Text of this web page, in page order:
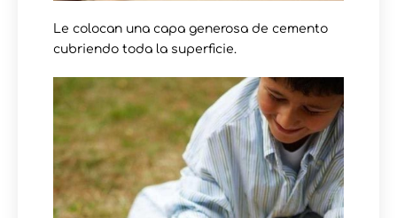
Le colocan una capa generosa de cemento
cubriendo toda la superficie.